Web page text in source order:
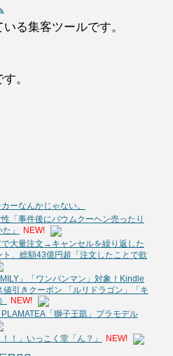
る集客ツールです。
。
ーなんかじゃない。
「事件後にバウムクーヘン売ったり
」
NEW!
で大量注文→キャンセルを繰り返した
、総額43億円超「注文したことで欲
」「ワンパンマン」対象！Kindle
引きクーポン 「ルリドラゴン」「キ
NEW!
PLAMATEA「獅子王凱」プラモデル
！」いっこく堂「ん？」
NEW!